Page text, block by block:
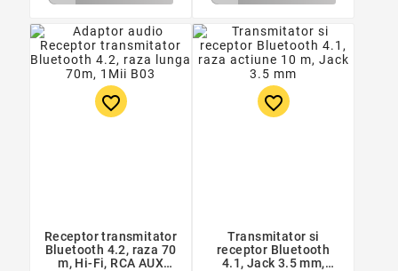
favorite_border
Receptor transmitator
Bluetooth 4.2, raza 70
m, Hi-Fi, RCA AUX
favorite_border
Transmitator si
receptor Bluetooth
4.1, Jack 3.5 mm,